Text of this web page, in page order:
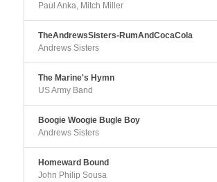
Paul Anka, Mitch Miller
TheAndrewsSisters-RumAndCocaCola
Andrews Sisters
The Marine's Hymn
US Army Band
Boogie Woogie Bugle Boy
Andrews Sisters
Homeward Bound
John Philip Sousa